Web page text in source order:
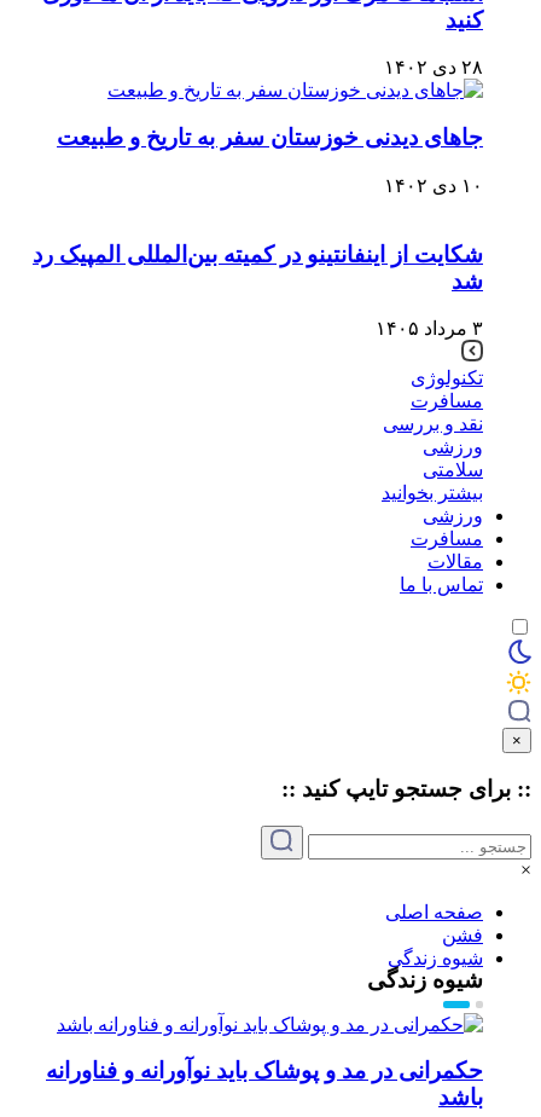
کنید
۲۸ دی ۱۴۰۲
جاهای دیدنی خوزستان سفر به تاریخ و طبیعت
۱۰ دی ۱۴۰۲
شکایت از اینفانتینو در کمیته بین‌المللی المپیک رد
شد
۳ مرداد ۱۴۰۵
تکنولوژی
مسافرت
نقد و بررسی
ورزشی
سلامتی
بیشتر بخوانید
ورزشی
مسافرت
مقالات
تماس با ما
×
:: برای جستجو تایپکنید ::
×
صفحه اصلی
فشن
شیوه زندگی
شیوه زندگی
حکمرانی در مد و پوشاک باید نوآورانه و فناورانه
باشد